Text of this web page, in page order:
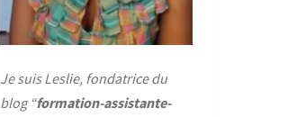
Je suis Leslie, fondatrice du
blog “formation-assistante-